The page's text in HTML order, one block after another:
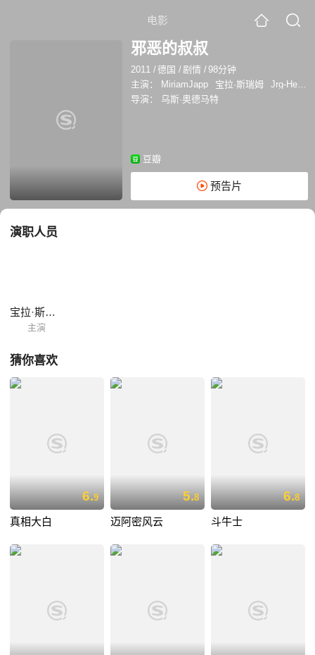
电影
邪恶的叔叔
2011 / 德国 /剧情 /98分钟
主演：
MiriamJapp 宝拉·斯瑞姆
Jrg-HeinrichBenthien
导演：
乌斯·奥德马特
豆瓣
预告片
演职人员
宝拉·斯瑞姆
主演
猜你喜欢
6.9
真相大白
5.8
迈阿密风云
6.8
斗牛士